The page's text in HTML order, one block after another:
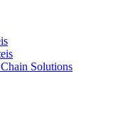
Solutions